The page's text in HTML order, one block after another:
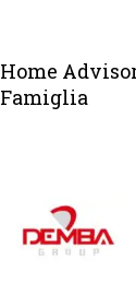
Home
Famiglia